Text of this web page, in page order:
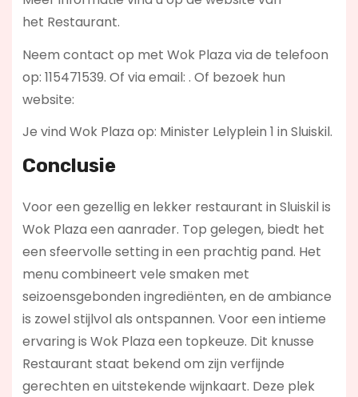
het Restaurant.
Neem contact op met Wok Plaza via de telefoon
op: 115471539. Of via email: . Of bezoek hun
website:
Je vind Wok Plaza op: Minister Lelyplein 1 in Sluiskil.
Conclusie
Voor een gezellig en lekker restaurant in Sluiskil is
Wok Plaza een aanrader. Top gelegen, biedt het
een sfeervolle setting in een prachtig pand. Het
menu combineert vele smaken met
seizoensgebonden ingrediënten, en de ambiance
is zowel stijlvol als ontspannen. Voor een intieme
ervaring is Wok Plaza een topkeuze. Dit knusse
Restaurant staat bekend om zijn verfijnde
gerechten en uitstekende wijnkaart. Deze plek